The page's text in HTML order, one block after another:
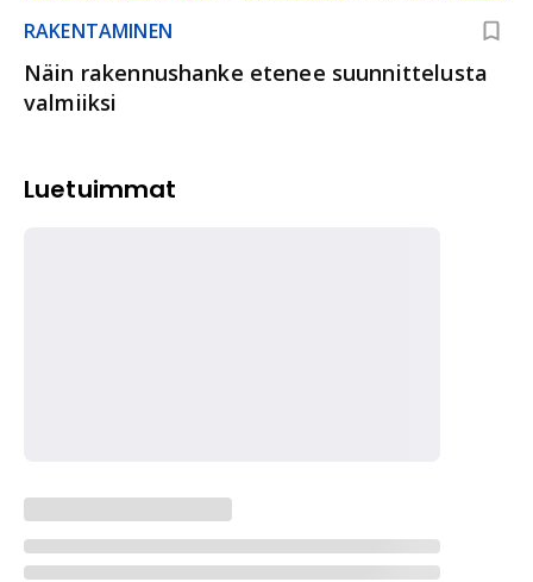
RAKENTAMINEN
Näin rakennushanke etenee suunnittelusta
valmiiksi
Luetuimmat